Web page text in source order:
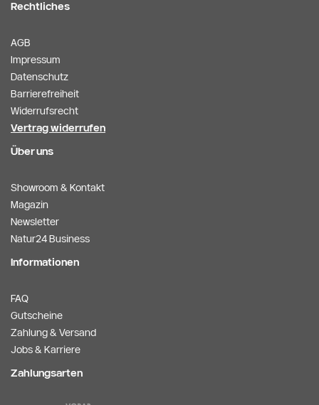
Rechtliches
AGB
Impressum
Datenschutz
Barrierefreiheit
Widerrufsrecht
Vertrag widerrufen
Über uns
Showroom & Kontakt
Magazin
Newsletter
Natur24 Business
Informationen
FAQ
Gutscheine
Zahlung & Versand
Jobs & Karriere
Zahlungsarten